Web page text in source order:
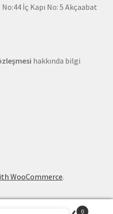
No:44 İç Kapı No: 5 Akçaabat
hakkında bilgi
WooCommerce.
0